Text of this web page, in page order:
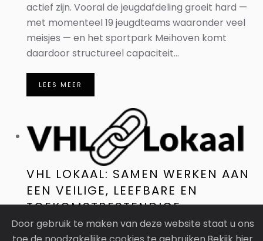
actief zijn. Vooral de jeugdafdeling groeit hard —
met momenteel 19 jeugdteams waaronder veel
meisjes — en het sportpark Meihoven komt
daardoor structureel capaciteit...
LEES MEER
VHL LOKAAL: SAMEN WERKEN AAN
EEN VEILIGE, LEEFBARE EN
TOEKOMSTBESTENDIGE
GEMEENTE
Door gebruik te maken van deze website staat u ons